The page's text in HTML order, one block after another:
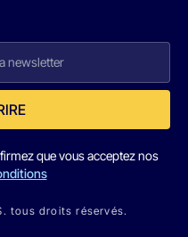
que vous acceptez nos
tous droits réservés.